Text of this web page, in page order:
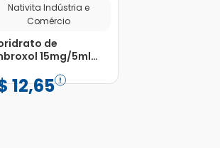
Nativita Indústria e
Comércio
de
15mg/5ml
12,65